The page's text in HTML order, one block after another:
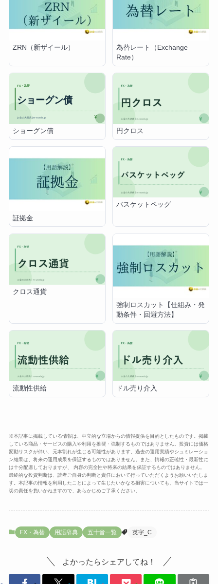
ZRN（新ザイール）
為替レート（Exchange
Rate）
ショーグン債 円クロス
証拠金
バスケットペッグ
クロス通貨
強制ロスカット【仕組み・発
動条件・回避方法】
流動性供給 ドル売り介入
※本記事に掲載している情報は、中立的な立場からの情報提供を目的としたものです。掲載
している商品・サービスの購入や利用を推奨・強制するものではありません。投資には価格
変動リスクが伴い、元本割れが生じる可能性があります。過去の運用実績やシュミレーショ
ン結果は、将来の運用成果を保証するものではありません。また、情報の正確性・最新性に
は十分配慮しておりますが、 内容の完全性や将来の結果を保証するものではありません。
最終的な投資判断は、読者ご自身の判断と責任において行っていただくようお願いいたしま
す。本記事の情報を利用したことによって生じたいかなる損害についても、当サイトでは一
切の責任を負いかねますので、あらかじめご了承ください。
FX・為替 用語辞典 五十音一覧 英字_C
よかったらシェアしてね！